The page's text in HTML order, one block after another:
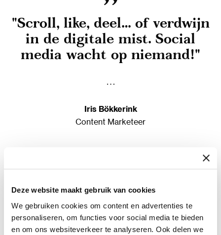
Deze website maakt gebruik van cookies
We gebruiken cookies om content en advertenties te
personaliseren, om functies voor social media te bieden
en om ons websiteverkeer te analyseren. Ook delen we
"Scroll, like, deel… of verdwijn
in de digitale mist. Social
media wacht op niemand!"
Iris Bökkerink
Content Marketeer
HASHTAGS? NIET MEER JE BESTE VRIEND
Vroeger was het normaal om een post vol hashtags te
gooien, alsof je je eigen persoonlijke hashtagfeestje